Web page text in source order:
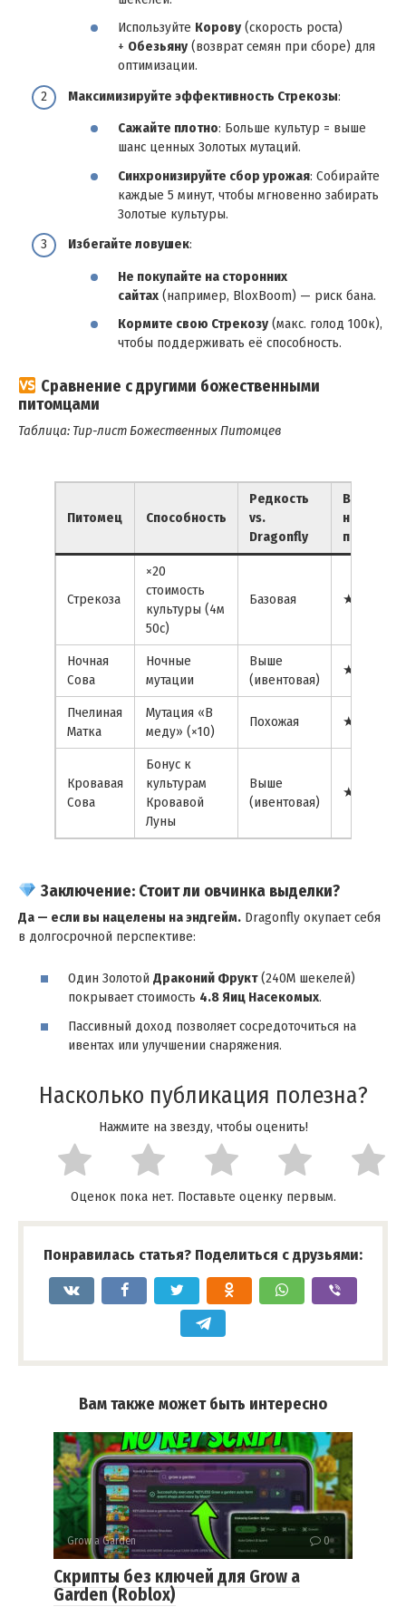
Используйте Корову (скорость роста)
+ Обезьяну (возврат семян при сборе) для
оптимизации.
Максимизируйте эффективность Стрекозы:
Сажайте плотно: Больше культур = выше
шанс ценных Золотых мутаций.
Синхронизируйте сбор урожая: Собирайте
каждые 5 минут, чтобы мгновенно забирать
Золотые культуры.
Избегайте ловушек:
Не покупайте на сторонних
сайтах (например, BloxBoom) — риск бана.
Кормите свою Стрекозу (макс. голод 100к),
чтобы поддерживать её способность.
Сравнение с другими божественными
питомцами
Таблица: Тир-лист Божественных Питомцев
Питомец Способность
Редкость
vs.
Dragonfly
Влияние
на
прибыль
Стрекоза
×20
стоимость
культуры (4м
50с)
Базовая ★★★★★
Ночная
Сова
Ночные
мутации
Выше
(ивентовая)
★★★☆☆
Пчелиная
Матка
Мутация «В
меду» (×10)
Похожая ★★★★☆
Кровавая
Сова
Бонус к
культурам
Кровавой
Луны
Выше
(ивентовая)
★★★★☆
Заключение: Стоит ли овчинка выделки?
Да — если вы нацелены на эндгейм. Dragonfly окупает себя
в долгосрочной перспективе:
Один Золотой Драконий Фрукт(240М шекелей)
покрывает стоимость 4.8 Яиц Насекомых.
Пассивный доход позволяет сосредоточиться на
ивентах или улучшении снаряжения.
Насколько публикация полезна?
Нажмите на звезду, чтобы оценить!
Оценок пока нет. Поставьте оценку первым.
Понравилась статья? Поделиться с друзьями:
Вам также может быть интересно
Grow a Garden 0
Скрипты без ключей для Grow a
Garden (Roblox)